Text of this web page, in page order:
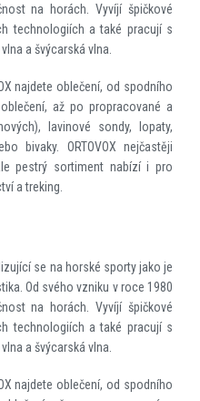
na horách. Vyvíjí špičkové
technologiích a také pracují s
a švýcarská vlna.
najdete oblečení, od spodního
až po propracované a
lavinové sondy, lopaty,
bivaky. ORTOVOX nejčastěji
pestrý sortiment nabízí i pro
a treking.
se na horské sporty jako je
Od svého vzniku v roce 1980
na horách. Vyvíjí špičkové
technologiích a také pracují s
a švýcarská vlna.
najdete oblečení, od spodního